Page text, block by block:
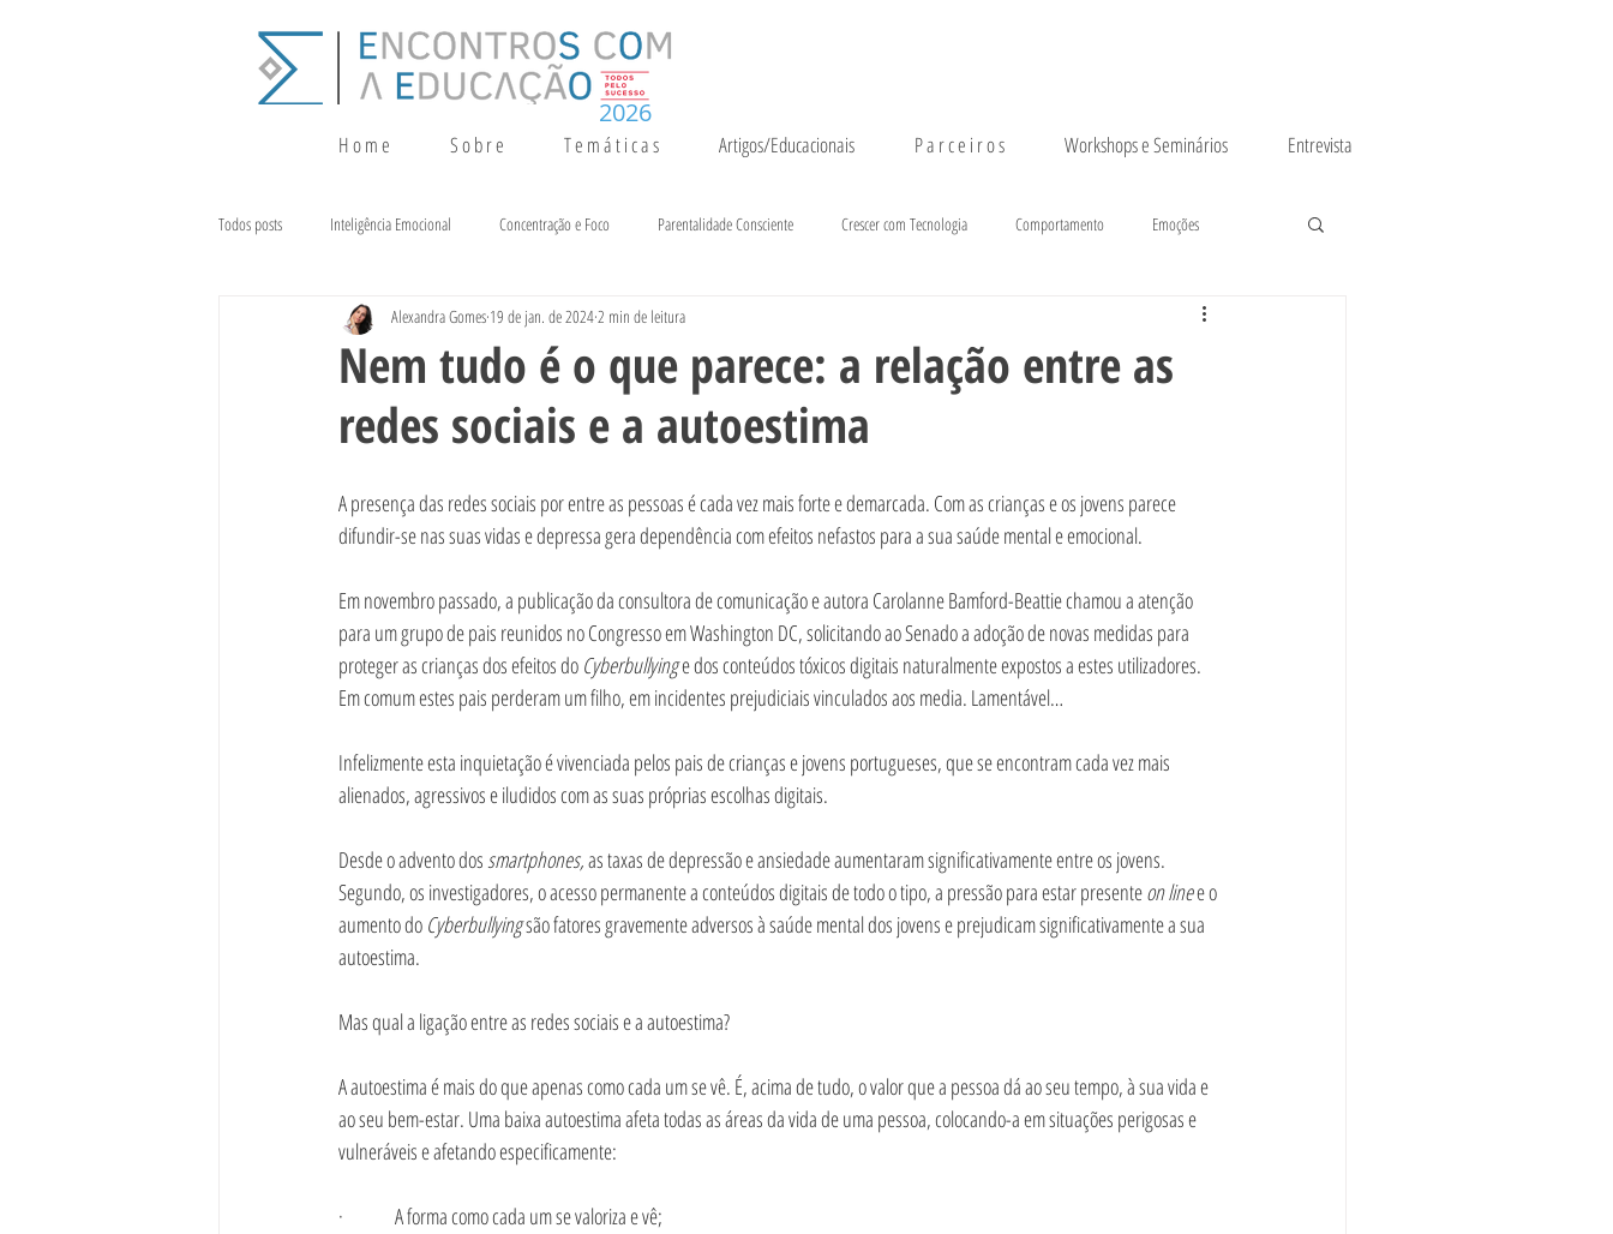
H o m e S o b r e T e m á t i c a s Artigos/Educacionais P a r c e i r o s Workshops e Seminários Entrevista
2026
Todos posts Inteligência Emocional Concentração e Foco Parentalidade Consciente Crescer com Tecnologia Comportamento Emoções
Terapia da Fala Alimentação e Crescimento
Nem tudo é o que parece: a relação entre as
redes sociais e a autoestima
Alexandra Gomes 19 de jan. de 20242 min de leitura
A presença das redes sociais por entre as pessoas é cada vez mais forte e demarcada. Com as crianças e os jovens parece
difundir-se nas suas vidas e depressa gera dependência com efeitos nefastos para a sua saúde mental e emocional.
Em novembro passado, a publicação da consultora de comunicação e autora Carolanne Bamford-Beattie chamou a atenção
para um grupo de pais reunidos no Congresso em Washington DC, solicitando ao Senado a adoção de novas medidas para
proteger as crianças dos efeitos do Cyberbullying e dos conteúdos tóxicos digitais naturalmente expostos a estes utilizadores.
Em comum estes pais perderam um filho, em incidentes prejudiciais vinculados aos media. Lamentável…
Infelizmente esta inquietação é vivenciada pelos pais de crianças e jovens portugueses, que se encontram cada vez mais
alienados, agressivos e iludidos com as suas próprias escolhas digitais.
Desde o advento dos smartphones, as taxas de depressão e ansiedade aumentaram significativamente entre os jovens.
Segundo, os investigadores, o acesso permanente a conteúdos digitais de todo o tipo, a pressão para estar presente on line e o
aumento do Cyberbullying são fatores gravemente adversos à saúde mental dos jovens e prejudicam significativamente a sua
autoestima.
Mas qual a ligação entre as redes sociais e a autoestima?
A autoestima é mais do que apenas como cada um se vê. É, acima de tudo, o valor que a pessoa dá ao seu tempo, à sua vida e
ao seu bem-estar. Uma baixa autoestima afeta todas as áreas da vida de uma pessoa, colocando-a em situações perigosas e
vulneráveis e afetando especificamente:
· A forma como cada um se valoriza e vê;